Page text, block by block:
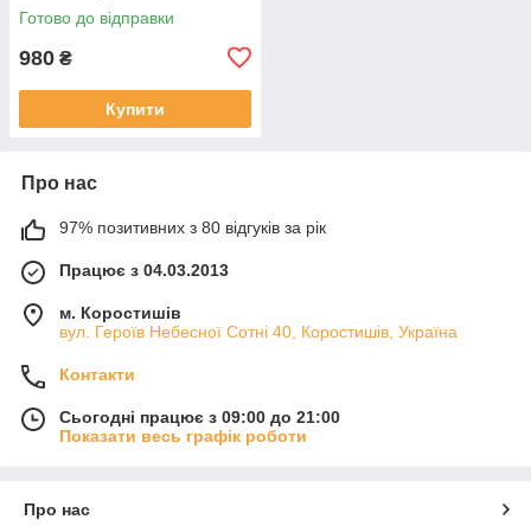
Готово до відправки
980 ₴
Купити
Про нас
97% позитивних з 80 відгуків за рік
Працює з 04.03.2013
м. Коростишів
вул. Героїв Небесної Сотні 40, Коростишів, Україна
Контакти
Сьогодні працює з 09:00 до 21:00
Показати весь графік роботи
Про нас